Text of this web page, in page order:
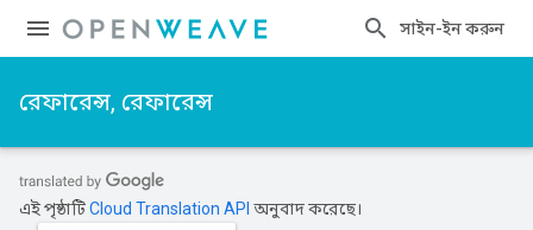
সাইন-ইন করুন
রেফারেন্স, রেফারেন্স
এই পৃষ্ঠাটিCloud Translation API অনুবাদ করেছে।